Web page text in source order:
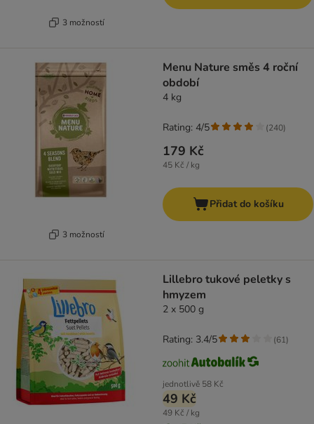
3 možností
3 možností
Menu Nature směs 4 roční
období
4 kg
179 Kč
45 Kč / kg
Rating: 4/5 (240)
Přidat do košíku
Lillebro tukové peletky s
hmyzem
2 x 500 g
jednotlivě 58 Kč
49 Kč
49 Kč / kg
Rating: 3.4/5 (61)